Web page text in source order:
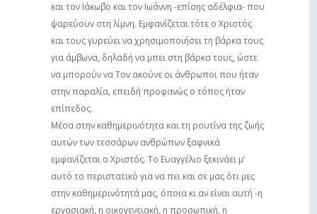
και τον Ιάκωβο και τον Ιωάννη -επίσης αδέλφια- που
ψαρεύουν στη λίμνη. Εμφανίζεται τότε ο Χριστός
και τους γυρεύει να χρησιμοποιήσει τη βάρκα τους
για άμβωνα, δηλαδή να μπει στη βάρκα τους, ώστε
να μπορούν να Τον ακούνε οι άνθρωποι που ήταν
στην παραλία, επειδή προφανώς ο τόπος ήταν
επίπεδος.
Μέσα στην καθημερινότητα και τη ρουτίνα της ζωής
αυτών των τεσσάρων ανθρώπων ξαφνικά
εμφανίζεται ο Χριστός. Το Ευαγγέλιο ξεκινάει μ’
αυτό το περιστατικό για να πει και σε μας ότι μες
στην καθημερινότητά μας, όποια κι αν είναι αυτή -η
εργασιακή, η οικογενειακή, η προσωπική, η